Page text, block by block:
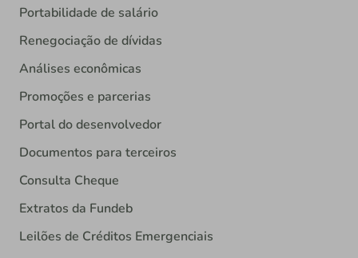
Portabilidade de salário
Renegociação de dívidas
Análises econômicas
Promoções e parcerias
Portal do desenvolvedor
Documentos para terceiros
Consulta Cheque
Extratos da Fundeb
Leilões de Créditos Emergenciais